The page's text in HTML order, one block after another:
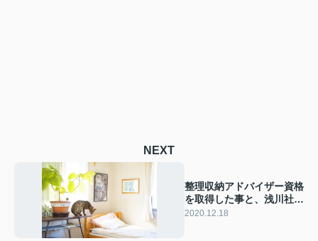
NEXT
整理収納アドバイザー資格
を取得した事と、浅川社長
に怒り散らした件
2020.12.18